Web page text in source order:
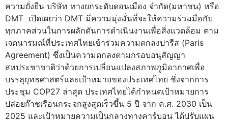
ความยั่งยืน บริษัท ทางยกระดับดอนเมือง จำกัด(มหาชน) หรือ
DMT เปิดเผยว่า DMT มีความมุ่งมั่นที่จะให้ความร่วมมือกับ
ทุกภาคส่วนในการผลักดันการดำเนินงานเพื่อสิ่งแวดล้อม ตาม
เจตนารมณ์ที่ประเทศไทยเข้าร่วมความตกลงปารีส (Paris
Agreement) ซึ่งเป็นความตกลงตามกรอบอนุสัญญา
สหประชาชาติว่าด้วยการเปลี่ยนแปลงสภาพภูมิอากาศเพื่อ
บรรลุยุทธศาสตร์และเป้าหมายของประเทศไทย ซึ่งจากการ
ประชุม COP27 ล่าสุด ประเทศไทยได้กำหนดเป้าหมายการ
ปล่อยก๊าชเรือนกระจกสูงสุดเร็วขึ้น 5 ปี จาก ค.ศ. 2030 เป็น
2025 และเป้าหมายความเป็นกลางทางคาร์บอน ได้ปรับแผน